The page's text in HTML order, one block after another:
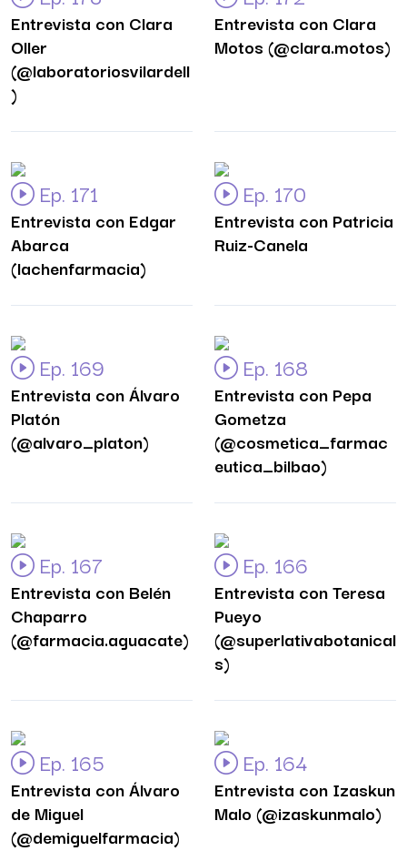
Entrevista con Clara
Oller
(@laboratoriosvilardell
)
Entrevista con Clara
Motos (@clara.motos)
Ep. 171
Entrevista con Edgar
Abarca
(lachenfarmacia)
Ep. 170
Entrevista con Patricia
Ruiz-Canela
Ep. 169
Entrevista con Álvaro
Platón
(@alvaro_platon)
Ep. 168
Entrevista con Pepa
Gometza
(@cosmetica_farmac
eutica_bilbao)
Ep. 167
Entrevista con Belén
Chaparro
(@farmacia.aguacate)
Ep. 166
Entrevista con Teresa
Pueyo
(@superlativabotanical
s)
Ep. 165
Entrevista con Álvaro
de Miguel
(@demiguelfarmacia)
Ep. 164
Entrevista con Izaskun
Malo (@izaskunmalo)